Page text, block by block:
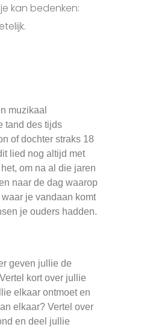
kan bedenken:
muzikaal
tand des tijds
of dochter straks 18
lied nog altijd met
om na al die jaren
naar de dag waarop
je vandaan komt
je ouders hadden.
geven jullie de
kort over jullie
elkaar ontmoet en
elkaar? Vertel over
en deel jullie